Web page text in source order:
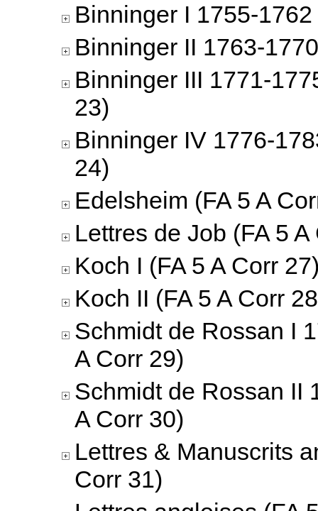
Binninger I 1755-
Binninger II 1763-
Binninger III 1771-
23)
Binninger IV 1776-
24)
Edelsheim (FA 5 A
Lettres de Job (FA 5 A
Koch I (FA 5 A Corr
Koch II (FA 5 A Corr
Schmidt de Rossan I
A Corr 29)
Schmidt de Rossan II
A Corr 30)
Lettres & Manuscrits
Corr 31)